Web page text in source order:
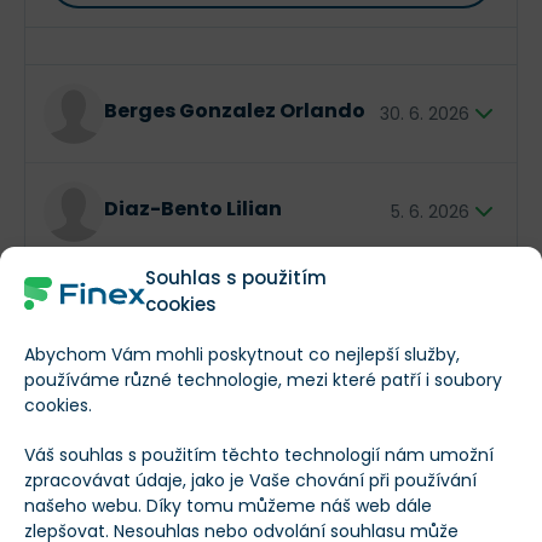
Souhlas s použitím
cookies
Abychom Vám mohli poskytnout co nejlepší služby,
používáme různé technologie, mezi které patří i soubory
cookies.
Váš souhlas s použitím těchto technologií nám umožní
zpracovávat údaje, jako je Vaše chování při používání
našeho webu. Díky tomu můžeme náš web dále
zlepšovat. Nesouhlas nebo odvolání souhlasu může
marží, protože banka plánujereinvestovat levné
závazek k výplatě dividend, které byly aktuálně
navýšeny o 13 %.
Směr obchodu Typ insidera
Berges Gonzalez Orlando 30. 6. 2026
$XX XXX
Diaz-Bento Lilian 5. 6. 2026
officer: EVP
Eaves Patricia
director
director
$XX XXX
ALEMAN AURELIO 21. 3. 2026